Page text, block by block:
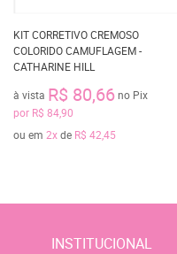
KIT CORRETIVO CREMOSO
COLORIDO CAMUFLAGEM -
CATHARINE HILL
à vista R$ 80,66no Pix
por R$ 84,90
ou em 2xde R$ 42,45
INSTITUCIONAL